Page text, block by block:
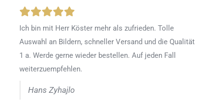
Ich bin mit Herr Köster mehr als zufrieden. Tolle
Auswahl an Bildern, schneller Versand und die Qualität
1 a. Werde gerne wieder bestellen. Auf jeden Fall
weiterzuempfehlen.
Hans Zyhajlo